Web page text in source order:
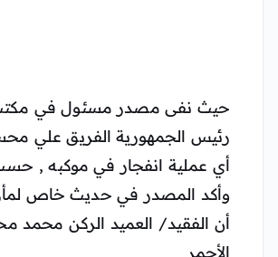
حيث نفى مصدر مسئول في
رئيس الجمهورية الفريق علي
أي عملية انفجار في موكبه ,
وأكد المصدر في حديث خاص
أن الفقيد/ العميد الركن محمد
الأحمر